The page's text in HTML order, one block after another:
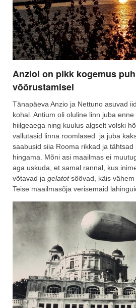
Anziol on pikk kogemus
võõrustamisel
Tänapäeva Anzio ja Nettuno asuvad
kohal. Antium oli oluline linn juba
hiilgeaega ning kuulus algselt volski
vallutasid linna roomlased ja juba
saabusid siia Rooma rikkad ja
hingama. Mõni asi maailmas ei
aga uskuda, et samal rannal, kus
võtavad ja gelatotsöövad, käis
Teise maailmasõja verisemaid